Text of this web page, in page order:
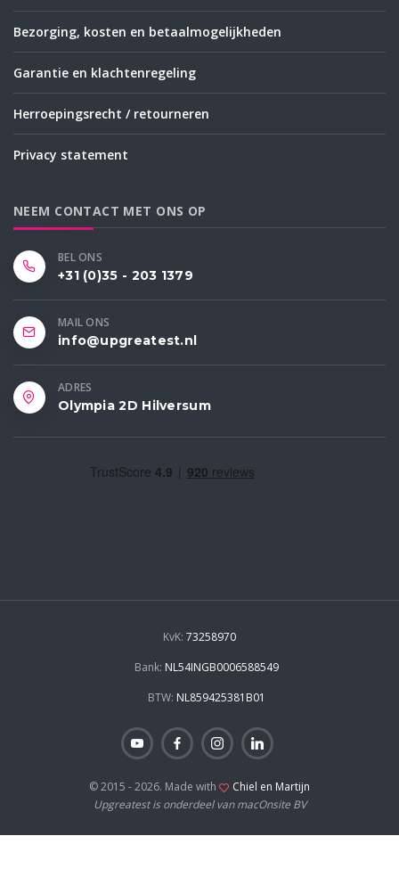
Bezorging, kosten en betaalmogelijkheden
Garantie en klachtenregeling
Herroepingsrecht / retourneren
Privacy statement
NEEM CONTACT MET ONS OP
BEL ONS
+31 (0)35 - 203 1379
MAIL ONS
info@upgreatest.nl
ADRES
Olympia 2D Hilversum
KvK: 73258970
Bank: NL54INGB0006588549
BTW: NL859425381B01
© 2015 - 2026. Made with
Chiel en Martijn
Upgreatest is onderdeel van macOnsite BV